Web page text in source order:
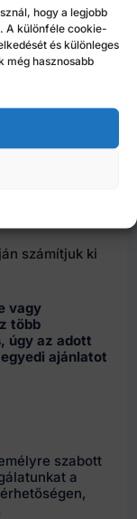
hogy a legjobb
A különféle cookie-
és különleges
még hasznosabb
és 5 hónap
számítjuk ki
vagy
több
úgy az adott
ajánlatot
szabott
a